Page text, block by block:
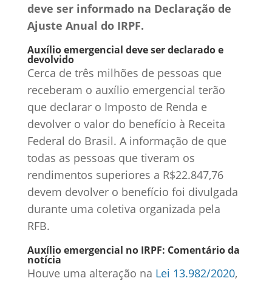
deve ser informado na Declaração de
Ajuste Anual do IRPF.
Auxílio emergencial deve ser declarado e
devolvido
Cerca de três milhões de pessoas que
receberam o auxílio emergencial terão
que declarar o Imposto de Renda e
devolver o valor do benefício à Receita
Federal do Brasil. A informação de que
todas as pessoas que tiveram os
rendimentos superiores a R$22.847,76
devem devolver o benefício foi divulgada
durante uma coletiva organizada pela
RFB.
Auxílio emergencial no IRPF: Comentário da
notícia
Houve uma alteração na Lei 13.982/2020,